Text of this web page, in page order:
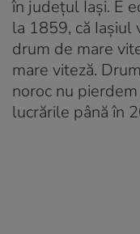
în județul Iași. E
la 1859, că Iașiul
drum de mare
mare viteză.
noroc nu
lucrările până în